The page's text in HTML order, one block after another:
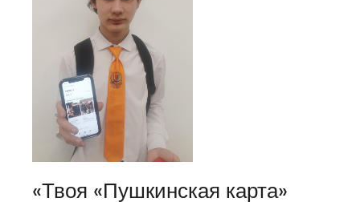
«Твоя «Пушкинская карта»